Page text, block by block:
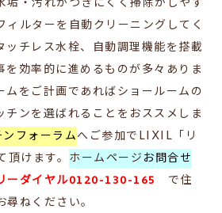
ルターを自動クリーニングしてく
ッチレス水栓、自動調理機能を搭載
を効率的に進めるものが多々ありま
ムをご計画であればショールームの
チンを選ばれることをおススメしま
フォーラムへご参加でLIXIL「リ
けます。 ホームページお問合せ
ーダイヤル0120-130-165 で住
ねください。